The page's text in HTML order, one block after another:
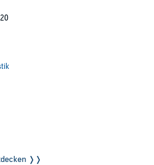
Geisterjäger wurde.
Audio
❭❭